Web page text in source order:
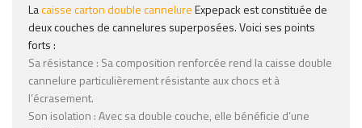
Lacaisse carton double cannelureExpepack est constituée de
deux couches de cannelures superposées. Voici ses points
forts :
Sa résistance : Sa composition renforcée rend la caisse double
cannelure particulièrement résistante aux chocs et à
l’écrasement.
Son isolation : Avec sa double couche, elle bénéficie d’une